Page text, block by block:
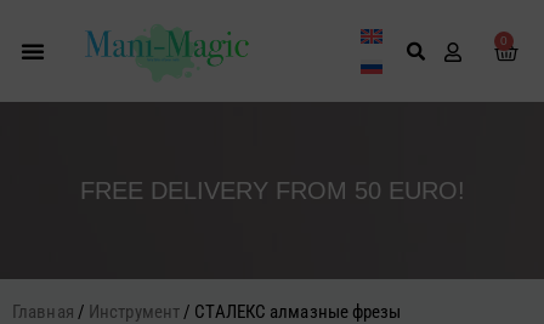
содержимому
0
FREE DELIVERY FROM 50 EURO!
Главная / Инструмент / СТАЛЕКС алмазные фрезы